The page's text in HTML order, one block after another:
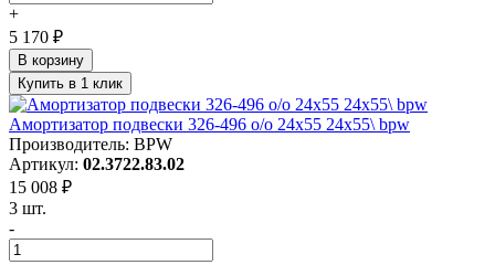
+
5 170 ₽
В корзину
Купить в 1 клик
Амортизатор подвески 326-496 o/o 24x55 24x55\ bpw
Производитель: BPW
Артикул: 02.3722.83.02
15 008 ₽
3 шт.
-